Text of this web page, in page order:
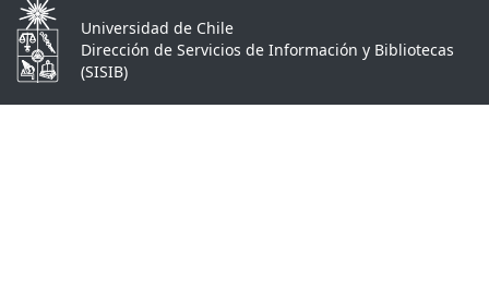
Universidad de Chile
Dirección de Servicios de Información y Bibliotecas
(SISIB)